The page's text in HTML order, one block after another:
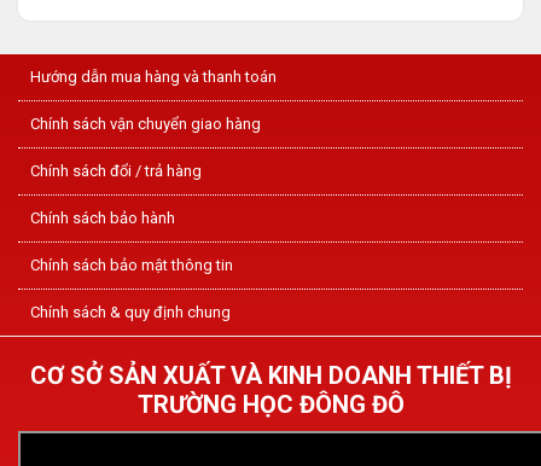
Hướng dẫn mua hàng và thanh toán
Chính sách vận chuyển giao hàng
Chính sách đổi / trả hàng
Chính sách bảo hành
Chính sách bảo mật thông tin
Chính sách & quy định chung
CƠ SỞ SẢN XUẤT VÀ KINH DOANH THIẾT BỊ
TRƯỜNG HỌC ĐÔNG ĐÔ